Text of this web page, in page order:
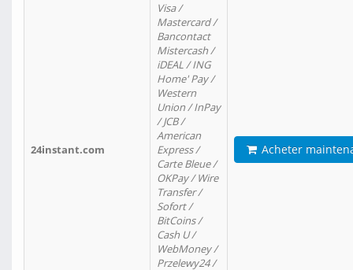
24instant.com
Visa /
Mastercard /
Bancontact
Mistercash /
iDEAL / ING
Home' Pay /
Western
Union / InPay
/ JCB /
American
Express /
Carte Bleue /
OKPay / Wire
Transfer /
Sofort /
BitCoins /
Cash U /
WebMoney /
Przelewy24 /
Acheter